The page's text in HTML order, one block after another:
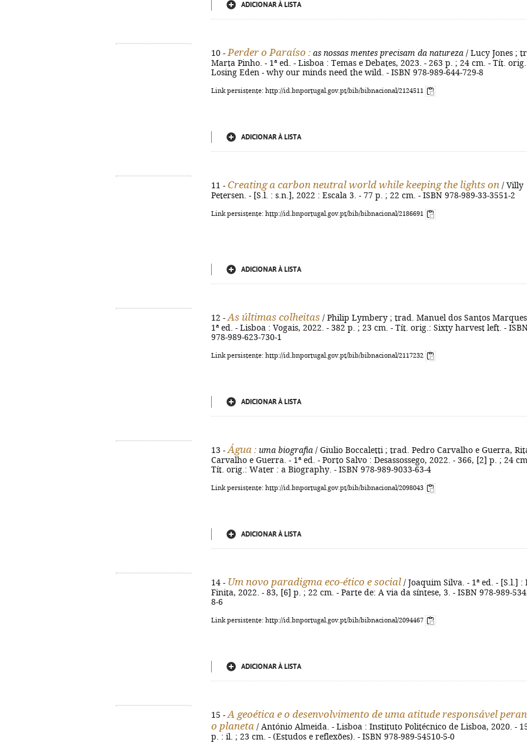
ADICIONAR À LISTA
10 - Perder o Paraíso : as nossas mentes precisam da natureza / Lucy Jones ;
Marta Pinho. - 1ª ed. - Lisboa : Temas e Debates, 2023. - 263 p. ; 24 cm. - Tít.
Losing Eden - why our minds need the wild. - ISBN 978-989-644-729-8
Link persistente: http://id.bnportugal.gov.pt/bib/bibnacional/2124511
ADICIONAR À LISTA
11 - Creating a carbon neutral world while keeping the lights on / Villy
Petersen. - [S.l. : s.n.], 2022 : Escala 3. - 77 p. ; 22 cm. - ISBN 978-989-33-3551-2
Link persistente: http://id.bnportugal.gov.pt/bib/bibnacional/2186691
ADICIONAR À LISTA
12 - As últimas colheitas / Philip Lymbery ; trad. Manuel dos Santos
1ª ed. - Lisboa : Vogais, 2022. - 382 p. ; 23 cm. - Tít. orig.: Sixty harvest left. -
978-989-623-730-1
Link persistente: http://id.bnportugal.gov.pt/bib/bibnacional/2117232
ADICIONAR À LISTA
13 - Água : uma biografia / Giulio Boccaletti ; trad. Pedro Carvalho e Guerra,
Carvalho e Guerra. - 1ª ed. - Porto Salvo : Desassossego, 2022. - 366, [2] p. ; 24
Tít. orig.: Water : a Biography. - ISBN 978-989-9033-63-4
Link persistente: http://id.bnportugal.gov.pt/bib/bibnacional/2098043
ADICIONAR À LISTA
14 - Um novo paradigma eco-ético e social / Joaquim Silva. - 1ª ed. - [S.l.] :
Finita, 2022. - 83, [6] p. ; 22 cm. - Parte de: A via da síntese, 3. - ISBN 978-989-
8-6
Link persistente: http://id.bnportugal.gov.pt/bib/bibnacional/2094467
ADICIONAR À LISTA
15 - A geoética e o desenvolvimento de uma atitude responsável
o planeta / António Almeida. - Lisboa : Instituto Politécnico de Lisboa, 2020. -
p. : il. ; 23 cm. - (Estudos e reflexões). - ISBN 978-989-54510-5-0